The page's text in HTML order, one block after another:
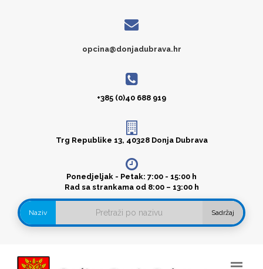
opcina@donjadubrava.hr
+385 (0)40 688 919
Trg Republike 13, 40328 Donja Dubrava
Ponedjeljak - Petak: 7:00 - 15:00 h
Rad sa strankama od 8:00 – 13:00 h
Naziv Sadržaj